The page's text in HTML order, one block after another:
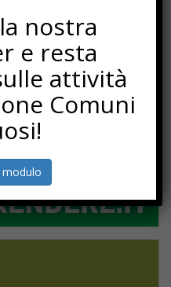
nostra
e resta
attività
Comuni
modulo